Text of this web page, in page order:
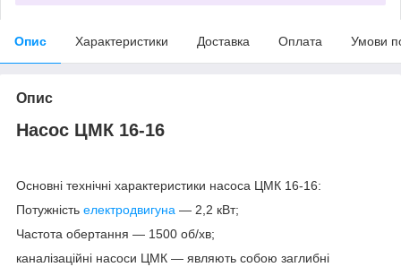
Опис Характеристики Доставка Оплата Умови
Опис
Насос ЦМК 16-16
Основні технічні характеристики насоса ЦМК 16-16:
Потужність електродвигуна — 2,2 кВт;
Частота обертання — 1500 об/хв;
каналізаційні насоси ЦМК — являють собою заглибні